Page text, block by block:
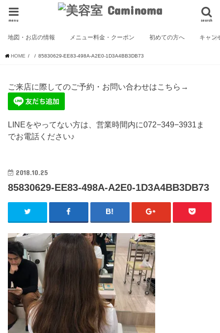
search
menu
地図・お店の情報 メニュー料金・クーポン 初めての方へ キャン
HOME 85830629-EE83-498A-A2E0-1D3A4BB3DB73
ご来店に際してのご予約・お問い合わせはこちら→
LINEをやってない方は、営業時間内に072−349−3931ま
でお電話ください♪
2018.10.25
85830629-EE83-498A-A2E0-1D3A4BB3DB73